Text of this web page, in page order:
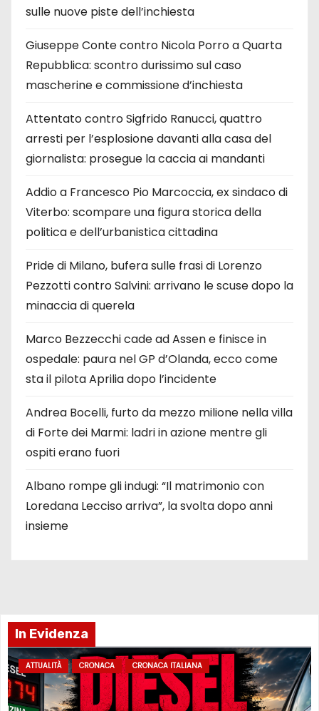
sulle nuove piste dell’inchiesta
Giuseppe Conte contro Nicola Porro a Quarta
Repubblica: scontro durissimo sul caso
mascherine e commissione d’inchiesta
Attentato contro Sigfrido Ranucci, quattro
arresti per l’esplosione davanti alla casa del
giornalista: prosegue la caccia ai mandanti
Addio a Francesco Pio Marcoccia, ex sindaco di
Viterbo: scompare una figura storica della
politica e dell’urbanistica cittadina
Pride di Milano, bufera sulle frasi di Lorenzo
Pezzotti contro Salvini: arrivano le scuse dopo la
minaccia di querela
Marco Bezzecchi cade ad Assen e finisce in
ospedale: paura nel GP d’Olanda, ecco come
sta il pilota Aprilia dopo l’incidente
Andrea Bocelli, furto da mezzo milione nella villa
di Forte dei Marmi: ladri in azione mentre gli
ospiti erano fuori
Albano rompe gli indugi: “Il matrimonio con
Loredana Lecciso arriva”, la svolta dopo anni
insieme
In Evidenza
ATTUALITÀ CRONACA CRONACA ITALIANA